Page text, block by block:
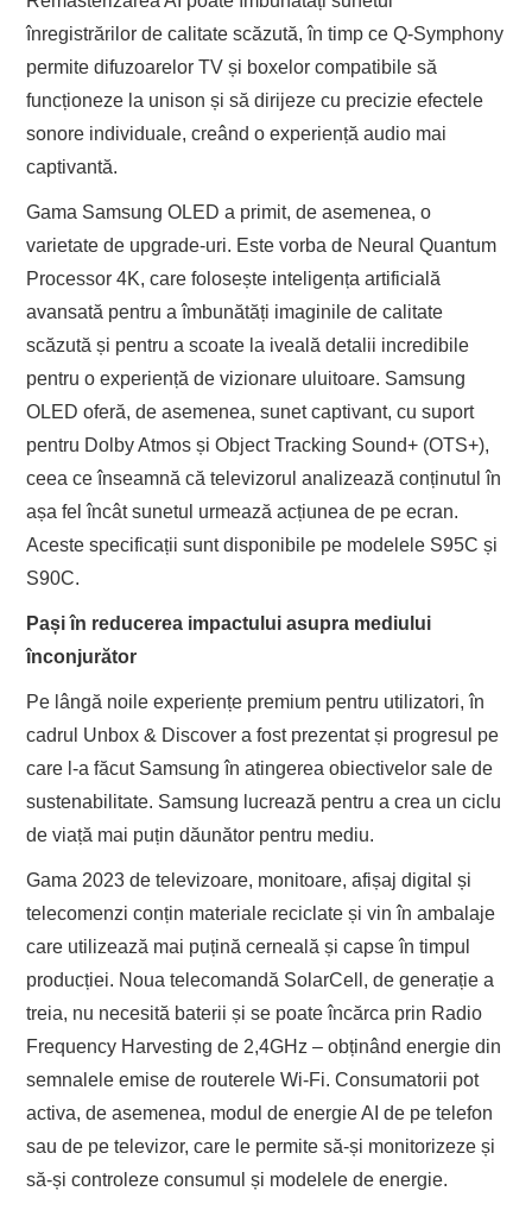
înregistrărilor de calitate scăzută, în timp ce Q-Symphony
permite difuzoarelor TV și boxelor compatibile să
funcționeze la unison și să dirijeze cu precizie efectele
sonore individuale, creând o experiență audio mai
captivantă.
Gama Samsung OLED a primit, de asemenea, o
varietate de upgrade-uri. Este vorba de Neural Quantum
Processor 4K, care folosește inteligența artificială
avansată pentru a îmbunătăți imaginile de calitate
scăzută și pentru a scoate la iveală detalii incredibile
pentru o experiență de vizionare uluitoare. Samsung
OLED oferă, de asemenea, sunet captivant, cu suport
pentru Dolby Atmos și Object Tracking Sound+ (OTS+),
ceea ce înseamnă că televizorul analizează conținutul în
așa fel încât sunetul urmează acțiunea de pe ecran.
Aceste specificații sunt disponibile pe modelele S95C și
S90C.
Pași în reducerea impactului asupra mediului
înconjurător
Pe lângă noile experiențe premium pentru utilizatori, în
cadrul Unbox & Discover a fost prezentat și progresul pe
care l-a făcut Samsung în atingerea obiectivelor sale de
sustenabilitate. Samsung lucrează pentru a crea un ciclu
de viață mai puțin dăunător pentru mediu.
Gama 2023 de televizoare, monitoare, afișaj digital și
telecomenzi conțin materiale reciclate și vin în ambalaje
care utilizează mai puțină cerneală și capse în timpul
producției. Noua telecomandă SolarCell, de generație a
treia, nu necesită baterii și se poate încărca prin Radio
Frequency Harvesting de 2,4GHz – obținând energie din
semnalele emise de routerele Wi-Fi. Consumatorii pot
activa, de asemenea, modul de energie AI de pe telefon
sau de pe televizor, care le permite să-și monitorizeze și
să-și controleze consumul și modelele de energie.